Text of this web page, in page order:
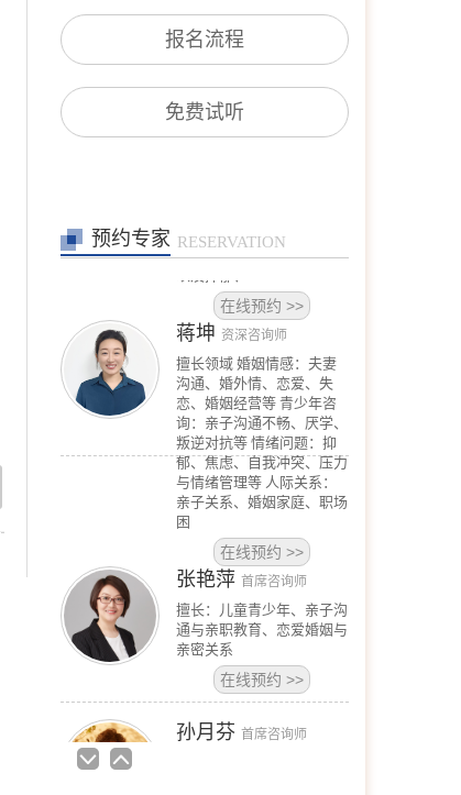
报名流程
免费试听
预约专家 RESERVATION
在线预约>>
孙月芬首席咨询师
擅长:全面，婚恋、情绪、
躯体化、亲子、个人等
在线预约>>
张洪首席咨询师
擅长：亲子、青少年、神经
症、婚恋情感、个人成长等
在线预约>>
陈欣首席咨询师
擅长：职场、人际、两性关
系、情感问题等
在线预约>>